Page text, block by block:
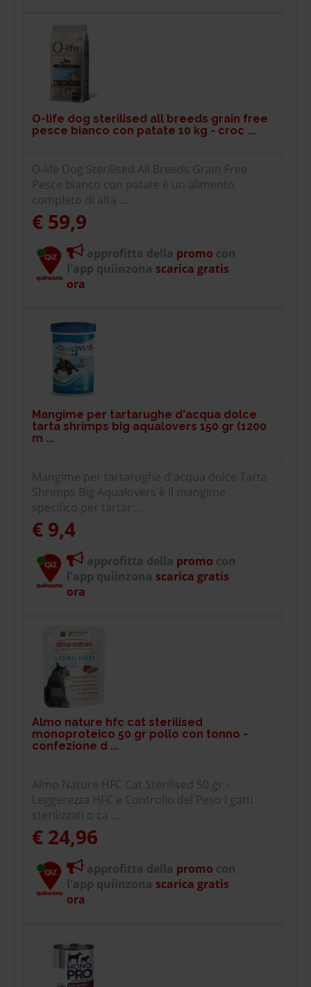
O-life dog sterilised all breeds grain free
pesce bianco con patate 10 kg - croc ...
O-life Dog Sterilised All Breeds Grain Free
Pesce bianco con patate è un alimento
completo di alta ...
€ 59,9
approfitta della promo con
l'app quiinzona scarica gratis
ora
Mangime per tartarughe d'acqua dolce
tarta shrimps big aqualovers 150 gr (1200
m ...
Mangime per tartarughe d'acqua dolce Tarta
Shrimps Big Aqualovers è il mangime
specifico per tartar ...
€ 9,4
approfitta della promo con
l'app quiinzona scarica gratis
ora
Almo nature hfc cat sterilised
monoproteico 50 gr pollo con tonno -
confezione d ...
Almo Nature HFC Cat Sterilised 50 gr -
Leggerezza HFC e Controllo del Peso I gatti
sterilizzati o ca ...
€ 24,96
approfitta della promo con
l'app quiinzona scarica gratis
ora